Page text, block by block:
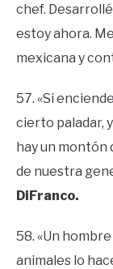
chef.
estoy ahora.
mexicana y
57. «Si
cierto paladar,
hay un montón
de nuestra
DiFranco.
58. «Un
animales lo